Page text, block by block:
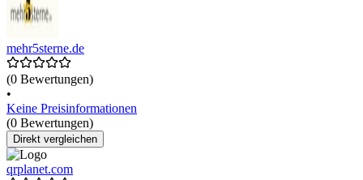
mehr5sterne.de
(0 Bewertungen)
•
Keine Preisinformationen
(0 Bewertungen)
Direkt vergleichen
qrplanet.com